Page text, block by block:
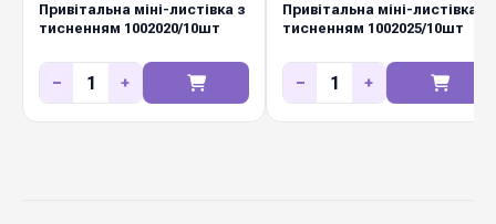
Привітальна міні-листівка з
тисненням 1002020/10шт
− +
Привітальна міні-листівка з
тисненням 1002025/10шт
− +